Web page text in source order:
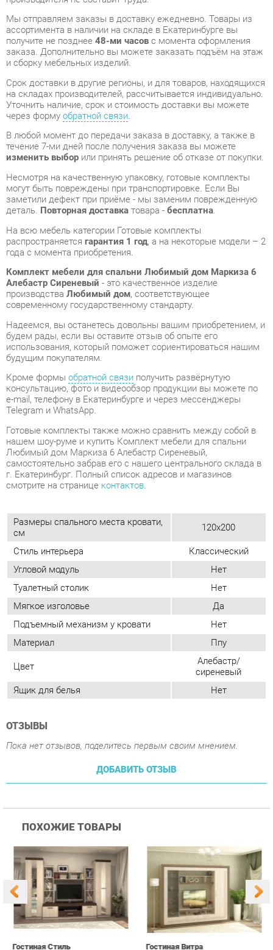
заказа. Дополнительно вы можете заказать подъём на этаж
и сборку мебельных изделий.
Срок доставки в другие регионы, и для товаров, находящихся
на складах производителей, рассчитывается индивидуально.
Уточнить наличие, срок и стоимость доставки вы можете
через формуобратной связи.
В любой момент до передачи заказа в доставку, а также в
течение 7-ми дней после получения заказа вы можете
изменить выборили принять решение об отказе от покупки.
могут быть повреждены при транспортировке. Если Вы
заметили дефект при приёме - мы заменим поврежденную
деталь.Повторная доставкатовара -бесплатна.
На всю мебель категории Готовые комплекты
распространяетсягарантия 1 год, а на некоторые модели – 2
года с момента приобретения.
Комплект мебели для спальни Любимый дом Маркиза 6
Алебастр Сиреневый- это качественное изделие
производстваЛюбимый дом , соответствующее
современному государственному стандарту.
Надеемся, вы останетесь довольны вашим приобретением, и
будем рады, если вы оставите отзыв об опыте его
использования, который поможет сориентироваться нашим
будущим покупателям.
получить развёрнутую
консультацию, фото и видеообзор продукции вы можете по
e-mail, телефону в Екатеринбурге и через мессенджеры
Telegram и WhatsApp.
нашем шоу-руме и купить Комплект мебели для спальни
Любимый дом Маркиза 6 Алебастр Сиреневый,
самостоятельно забрав его с нашего центрального склада в
г. Екатеринбург. Полный список адресов и магазинов
Размеры спального места кровати,
см
120x200
Стиль интерьера
Туалетный столик
Мягкое изголовье
Подъемный механизм у кровати
Нет
Материал
Ппу
Цвет Алебастр/
сиреневый
Ящик для белья Нет
ОТЗЫВЫ
Пока нет отзывов, поделитесь первым своим мнением.
ПОХОЖИЕ ТОВАРЫ
Купить
Гостиная Стиль
Атлантида-2 Венге-дуб
Белфорд
25 190 ₽ Купить
Гостиная Витра
Симфония 7.10
info@office-ekb.ru +7 (343) 383-35-98